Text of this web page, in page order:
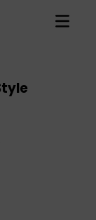
Primary